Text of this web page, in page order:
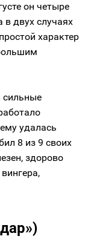
он четыре
в двух случаях
характер
сильные
удалась
8 из 9 своих
здорово